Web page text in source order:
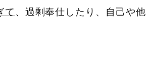
て、過剰奉仕したり、自己や他